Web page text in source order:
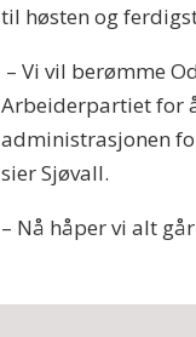
til høsten og
– Vi vil berømme
Arbeiderpartiet for
administrasjonen
sier Sjøvall.
– Nå håper vi alt